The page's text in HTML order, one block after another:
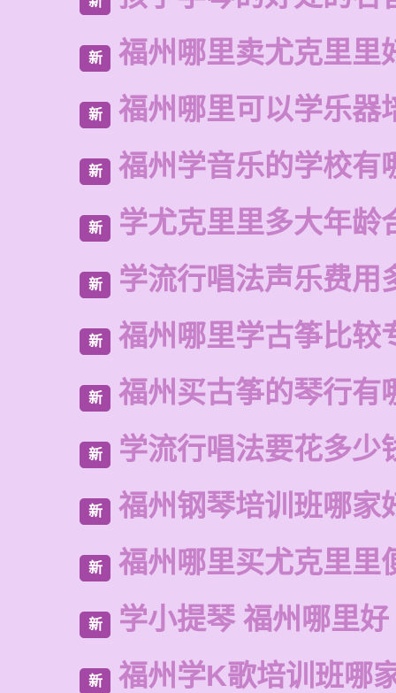
新 福州哪里卖尤克里里
新 福州哪里可以学乐器
新 福州学音乐的学校有
新 学尤克里里多大年龄
新 学流行唱法声乐费用
新 福州哪里学古筝比较
新 福州买古筝的琴行有
新 学流行唱法要花多少
新 福州钢琴培训班哪家
新 福州哪里买尤克里里
新 学小提琴 福州哪里好
新 福州学K歌培训班哪